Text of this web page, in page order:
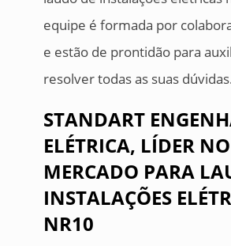
equipe é formada por
e estão de prontidão para
resolver todas as suas
STANDART
ELÉTRICA, LÍDER NO
MERCADO PARA
INSTALAÇÕES
NR10